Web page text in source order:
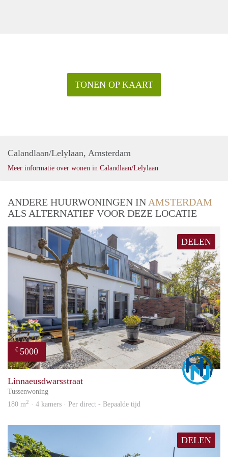
TONEN OP KAART
Calandlaan/Lelylaan, Amsterdam
Meer informatie over wonen in Calandlaan/Lelylaan
ANDERE HUURWONINGEN IN AMSTERDAM
ALS ALTERNATIEF VOOR DEZE LOCATIE
DELEN
€ 5000
Linnaeusdwarsstraat
Tussenwoning
180 m2 · 4 kamers · Per direct - Bepaalde tijd
DELEN